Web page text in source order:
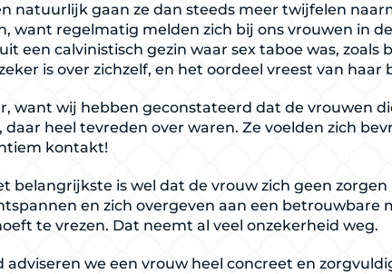
natuurlijk gaan ze dan steeds meer twijfelen
want regelmatig melden zich bij ons vrouwen in
een calvinistisch gezin waar sex taboe was,
is over zichzelf, en het oordeel vreest van haar
want wij hebben geconstateerd dat de vrouwen
daar heel tevreden over waren. Ze voelden zich
kontakt!
belangrijkste is wel dat de vrouw zich geen
en zich overgeven aan een betrouwbare
te vrezen. Dat neemt al veel onzekerheid weg.
adviseren we een vrouw heel concreet en